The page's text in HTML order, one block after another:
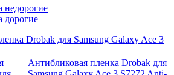
недорогие
дорогие
Drobak для Samsung Galaxy Ace 3
Антибликовая пленка Drobak для